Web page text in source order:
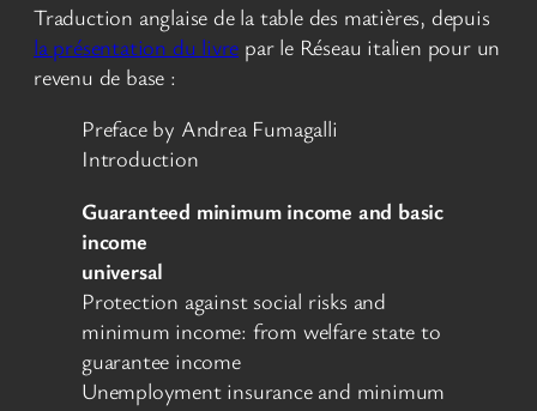
Traduction anglaise de la table des matières, depuis
la présentation du livre par le Réseau italien pour un
revenu de base :
Preface by Andrea Fumagalli
Introduction
Guaranteed minimum income and basic
income
universal
Protection against social risks and
minimum income: from welfare state to
guarantee income
Unemployment insurance and minimum